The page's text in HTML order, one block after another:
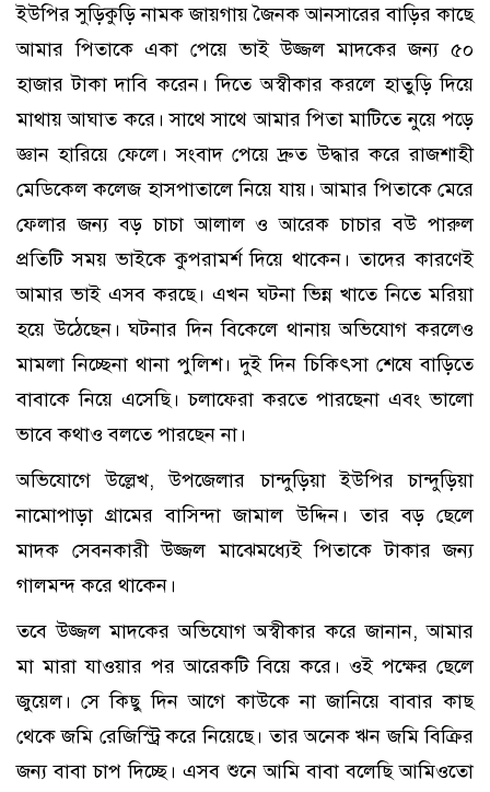
ইউপির সুড়িকুড়ি নামক জায়গায় জৈনক আনসারের বাড়ির কাছে
আমার পিতাকে একা পেয়ে ভাই উজ্জল মাদকের জন্য ৫০
হাজার টাকা দাবি করেন। দিতে অস্বীকার করলে হাতুড়ি দিয়ে
মাথায় আঘাত করে। সাথে সাথে আমার পিতা মাটিতে নুয়ে পড়ে
জ্ঞান হারিয়ে ফেলে। সংবাদ পেয়ে দ্রুত উদ্ধার করে রাজশাহী
মেডিকেল কলেজ হাসপাতালে নিয়ে যায়। আমার পিতাকে মেরে
ফেলার জন্য বড় চাচা আলাল ও আরেক চাচার বউ পারুল
প্রতিটি সময় ভাইকে কুপরামর্শ দিয়ে থাকেন। তাদের কারণেই
আমার ভাই এসব করছে। এখন ঘটনা ভিন্ন খাতে নিতে মরিয়া
হয়ে উঠেছেন। ঘটনার দিন বিকেলে থানায় অভিযোগ করলেও
মামলা নিচ্ছেনা থানা পুলিশ। দুই দিন চিকিৎসা শেষে বাড়িতে
বাবাকে নিয়ে এসেছি। চলাফেরা করতে পারছেনা এবং ভালো
ভাবে কথাও বলতে পারছেন না।
অভিযোগে উল্লেখ, উপজেলার চান্দুড়িয়া ইউপির চান্দুড়িয়া
নামোপাড়া গ্রামের বাসিন্দা জামাল উদ্দিন। তার বড় ছেলে
মাদক সেবনকারী উজ্জল মাঝেমধ্যেই পিতাকে টাকার জন্য
গালমন্দ করে থাকেন।
তবে উজ্জল মাদকের অভিযোগ অস্বীকার করে জানান, আমার
মা মারা যাওয়ার পর আরেকটি বিয়ে করে। ওই পক্ষের ছেলে
জুয়েল। সে কিছু দিন আগে কাউকে না জানিয়ে বাবার কাছ
থেকে জমি রেজিস্ট্রি করে নিয়েছে। তার অনেক ঋন জমি বিক্রির
জন্য বাবা চাপ দিচ্ছে। এসব শুনে আমি বাবা বলেছি আমিওতো